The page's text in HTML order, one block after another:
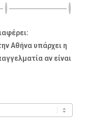
Αθήνα υπάρχει η
αν είναι